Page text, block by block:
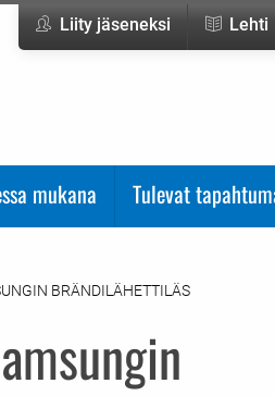
Liity jäseneksi Lehti
mukana Tulevat
BRÄNDILÄHETTILÄS